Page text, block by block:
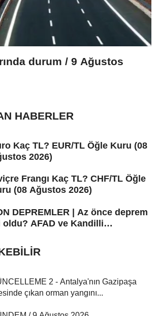
durum / 9 Ağustos
HABERLER
Kaç TL? EUR/TL Öğle Kuru (08
2026)
Frangı Kaç TL? CHF/TL Öğle
(08 Ağustos 2026)
DEPREMLER | Az önce deprem
oldu? AFAD ve Kandilli
2 - Antalya'nın Gazipaşa
çıkan orman yangını...